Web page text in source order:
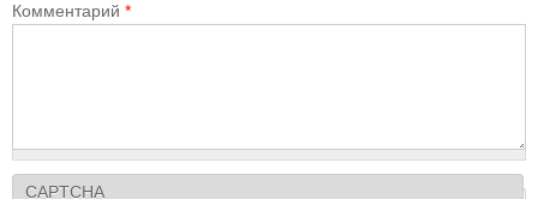
Комментарий *
CAPTCHA